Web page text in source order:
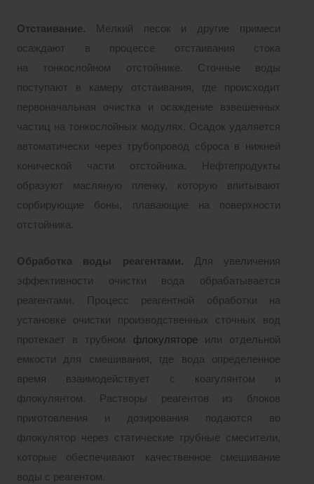
Отстаивание. Мелкий песок и другие примеси
осаждают в процессе отстаивания стока
на тонкослойном отстойнике. Сточные воды
поступают в камеру отстаивания, где происходит
первоначальная очистка и осаждение взвешенных
частиц на тонкослойных модулях. Осадок удаляется
автоматически через трубопровод сброса в нижней
конической части отстойника. Нефтепродукты
образуют масляную пленку, которую впитывают
сорбирующие боны, плавающие на поверхности
отстойника.
Обработка воды реагентами. Для увеличения
эффективности очистки вода обрабатывается
реагентами. Процесс реагентной обработки на
установке очистки производственных сточных вод
протекает в трубном флокулятореили отдельной
емкости для смешивания, где вода определенное
время взаимодействует с коагулянтом и
флокулянтом. Растворы реагентов из блоков
приготовления и дозирования подаются во
флокулятор через статические трубные смесители,
которые обеспечивают качественное смешивание
воды с реагентом.